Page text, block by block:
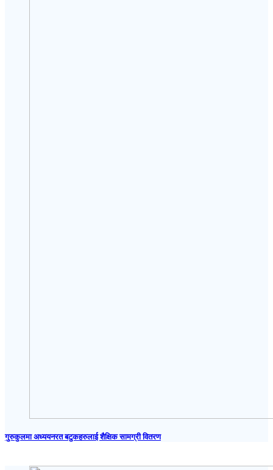
गुरुकुलमा अध्ययनरत बटुकहरुलाई शैक्षिक सामग्री वितरण